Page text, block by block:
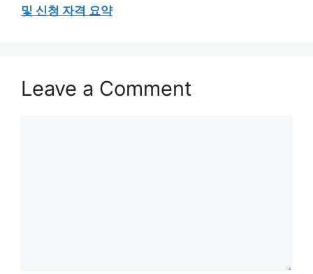
및 신청 자격 요약
Leave a Comment